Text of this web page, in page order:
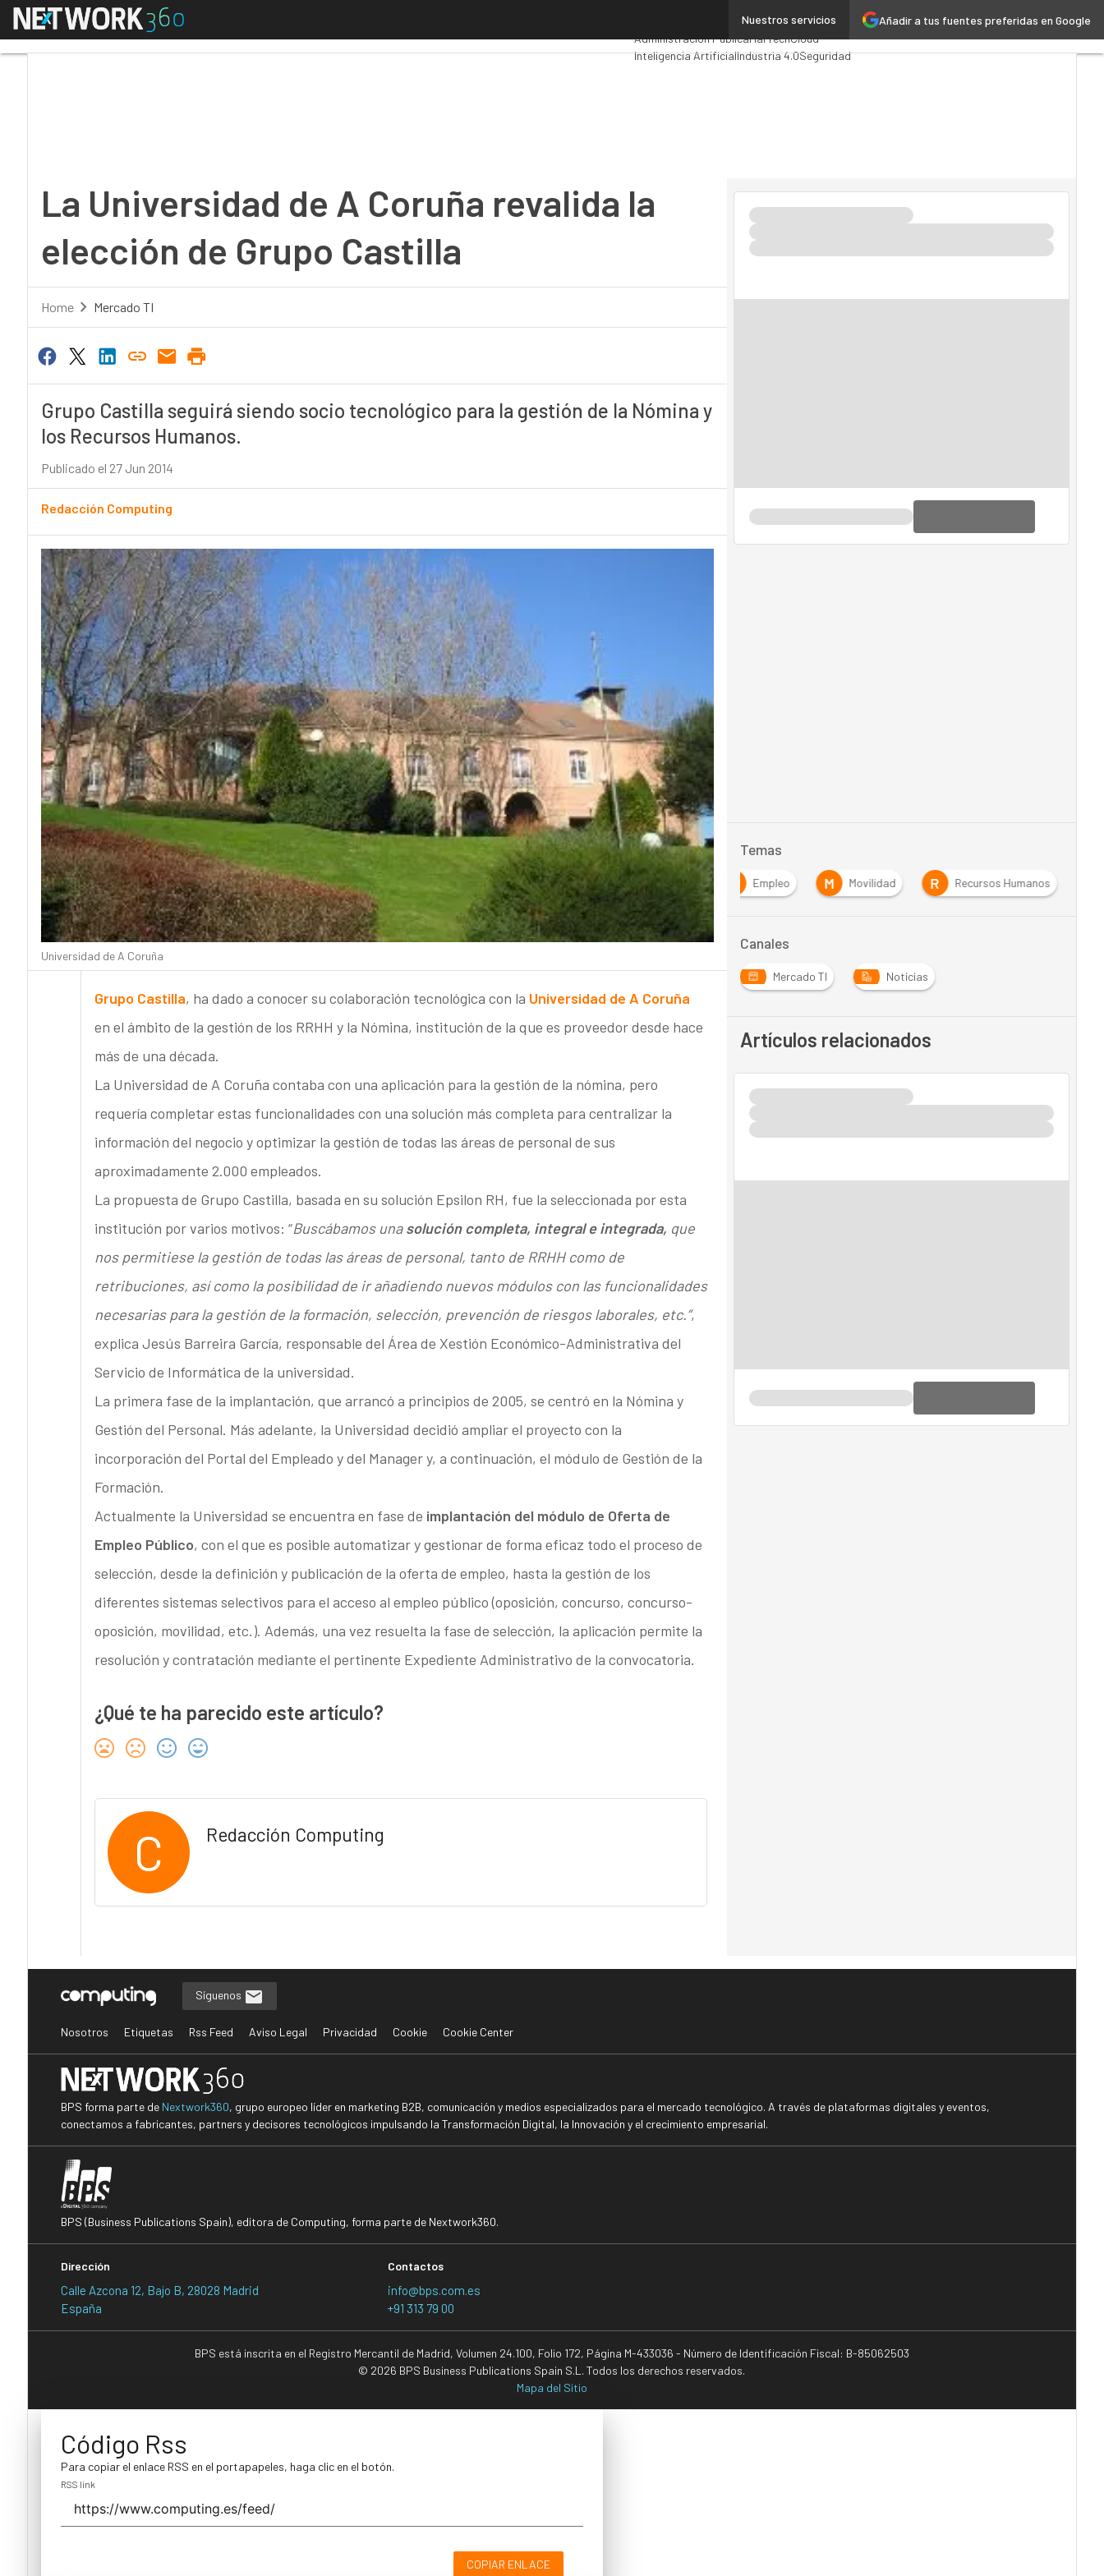
Añadir a tus fuentes preferidas en Google
Nuestros servicios
Menú
Analytics
Administración PúblicaMarTechCloud
Inteligencia ArtificialIndustria 4.0Seguridad
La Universidad de A Coruña revalida la
elección de Grupo Castilla
Home Mercado TI
Grupo Castilla seguirá siendo socio tecnológico para la gestión de la Nómina y
los Recursos Humanos.
Publicado el 27 Jun 2014
Redacción Computing
Universidad de A Coruña
Grupo Castilla, ha dado a conocer su colaboración tecnológica con la Universidad de A Coruña
en el ámbito de la gestión de los RRHH y la Nómina, institución de la que es proveedor desde hace
más de una década.
La Universidad de A Coruña contaba con una aplicación para la gestión de la nómina, pero
requería completar estas funcionalidades con una solución más completa para centralizar la
información del negocio y optimizar la gestión de todas las áreas de personal de sus
aproximadamente 2.000 empleados.
La propuesta de Grupo Castilla, basada en su solución Epsilon RH, fue la seleccionada por esta
institución por varios motivos: “Buscábamos unasolución completa, integral e integrada, que
nos permitiese la gestión de todas las áreas de personal, tanto de RRHH como de
retribuciones, así como la posibilidad de ir añadiendo nuevos módulos con las funcionalidades
necesarias para la gestión de la formación, selección, prevención de riesgos laborales, etc.”,
explica Jesús Barreira García, responsable del Área de Xestión Económico-Administrativa del
Servicio de Informática de la universidad.
La primera fase de la implantación, que arrancó a principios de 2005, se centró en la Nómina y
Gestión del Personal. Más adelante, la Universidad decidió ampliar el proyecto con la
incorporación del Portal del Empleado y del Manager y, a continuación, el módulo de Gestión de la
Formación.
Actualmente la Universidad se encuentra en fase de implantación del módulo de Oferta de
Empleo Público, con el que es posible automatizar y gestionar de forma eficaz todo el proceso de
selección, desde la definición y publicación de la oferta de empleo, hasta la gestión de los
diferentes sistemas selectivos para el acceso al empleo público (oposición, concurso, concurso-
oposición, movilidad, etc.). Además, una vez resuelta la fase de selección, la aplicación permite la
resolución y contratación mediante el pertinente Expediente Administrativo de la convocatoria.
¿Qué te ha parecido este artículo?
C Redacción Computing
Temas
Empleo M Movilidad R Recursos Humanos
Canales
Mercado TI Noticias
Artículos relacionados
Síguenos
Nosotros Etiquetas Rss Feed Aviso Legal Privacidad Cookie Cookie Center
BPS forma parte de Nextwork360, grupo europeo líder en marketing B2B, comunicación y medios especializados para el mercado tecnológico. A través de plataformas digitales y eventos,
conectamos a fabricantes, partners y decisores tecnológicos impulsando la Transformación Digital, la Innovación y el crecimiento empresarial.
BPS (Business Publications Spain), editora de Computing, forma parte de Nextwork360.
Dirección
Calle Azcona 12, Bajo B, 28028 Madrid
España
Contactos
info@bps.com.es
+91 313 79 00
BPS está inscrita en el Registro Mercantil de Madrid, Volumen 24.100, Folio 172, Página M-433036 - Número de Identificación Fiscal: B-85062503
© 2026 BPS Business Publications Spain S.L. Todos los derechos reservados.
Mapa del Sitio
Código Rss
Para copiar el enlace RSS en el portapapeles, haga clic en el botón.
RSS link
COPIAR ENLACE